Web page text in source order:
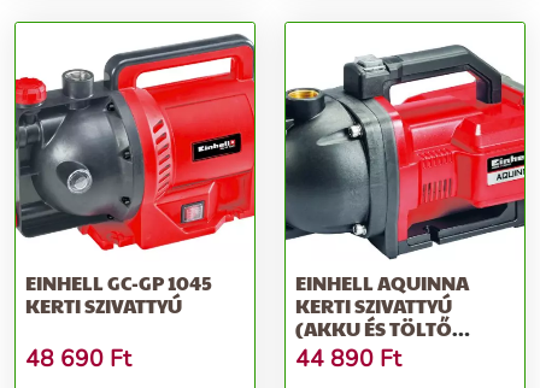
EINHELL GC-GP 1045
KERTI SZIVATTYÚ
48 690 Ft
EINHELL AQUINNA
KERTI SZIVATTYÚ
(AKKU ÉS TÖLTŐ
NÉLKÜL)
44 890 Ft